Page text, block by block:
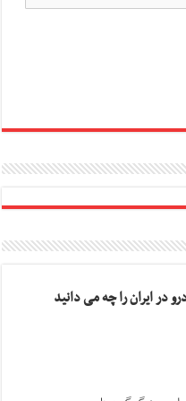
در ایران را چه می دانید